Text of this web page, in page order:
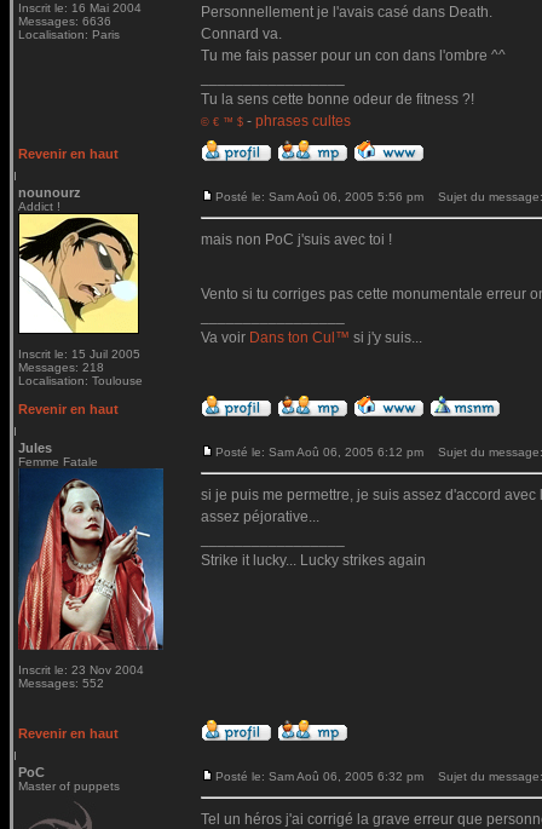
Inscrit le: 16 Mai 2004
Messages: 6636
Localisation: Paris
Personnellement je l'avais casé dans Death.
Connard va.
Tu me fais passer pour un con dans l'ombre ^^
Tu la sens cette bonne odeur de fitness ?!
© € ™ $ - phrases cultes
Revenir en haut
nounourz
Addict !
Inscrit le: 15 Juil 2005
Messages: 218
Localisation: Toulouse
Posté le: Sam Aoû 06, 2005 5:56 pm Sujet du message:
mais non PoC j'suis avec toi !
Vento si tu corriges pas cette monumentale erreur
Va voir Dans ton Cul™ si j'y suis...
Revenir en haut
Jules
Femme Fatale
Inscrit le: 23 Nov 2004
Messages: 552
Posté le: Sam Aoû 06, 2005 6:12 pm Sujet du message:
si je puis me permettre, je suis assez d'accord
assez péjorative...
Strike it lucky... Lucky strikes again
Revenir en haut
PoC
Master of puppets
Posté le: Sam Aoû 06, 2005 6:32 pm Sujet du message:
Tel un héros j'ai corrigé la grave erreur que